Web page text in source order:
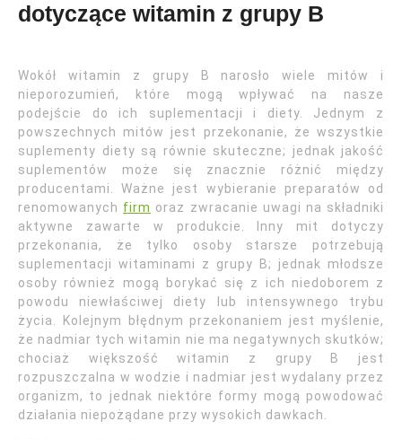
dotyczące witamin z grupy B
Wokół witamin z grupy B narosło wiele mitów i
nieporozumień, które mogą wpływać na nasze
podejście do ich suplementacji i diety. Jednym z
powszechnych mitów jest przekonanie, że wszystkie
suplementy diety są równie skuteczne; jednak jakość
suplementów może się znacznie różnić między
producentami. Ważne jest wybieranie preparatów od
renomowanych firm oraz zwracanie uwagi na składniki
aktywne zawarte w produkcie. Inny mit dotyczy
przekonania, że tylko osoby starsze potrzebują
suplementacji witaminami z grupy B; jednak młodsze
osoby również mogą borykać się z ich niedoborem z
powodu niewłaściwej diety lub intensywnego trybu
życia. Kolejnym błędnym przekonaniem jest myślenie,
że nadmiar tych witamin nie ma negatywnych skutków;
chociaż większość witamin z grupy B jest
rozpuszczalna w wodzie i nadmiar jest wydalany przez
organizm, to jednak niektóre formy mogą powodować
działania niepożądane przy wysokich dawkach.